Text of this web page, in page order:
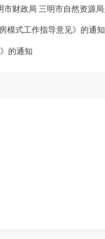
模式工作指导意见》的通知
的通知